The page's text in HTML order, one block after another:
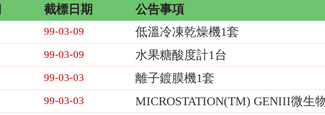
截標日期 公告事項
99-03-09 低溫冷凍乾燥機1套
99-03-09 水果糖酸度計1台
99-03-03 離子鍍膜機1套
99-03-03 MICROSTATION(TM) GENIII微生